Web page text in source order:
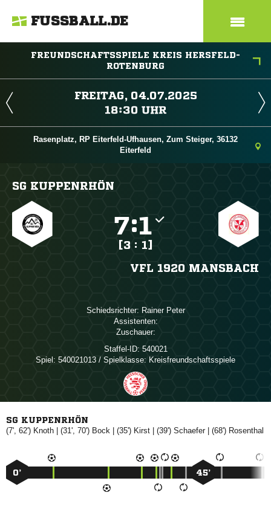
FUSSBALL.DE
FREUNDSCHAFTSSPIELE KREIS HERSFELD-
ROTENBURG
 
 
Rasenplatz, RP Eiterfeld-Ufhausen, Zum Steiger, 36132
Eiterfeld
SG KUPPENRHÖN
:
[3 : 1]
VFL 1920 MANSBACH
Schiedsrichter:  
Assistenten:
Zuschauer:
Staffel-ID: 540021
Spiel: 540021013 / Spielklasse: Kreisfreundschaftsspiele
SG KUPPENRHÖN
(7', 62')  | (31', 70')  | (35')  | (39') | (68') 
0’ 45’